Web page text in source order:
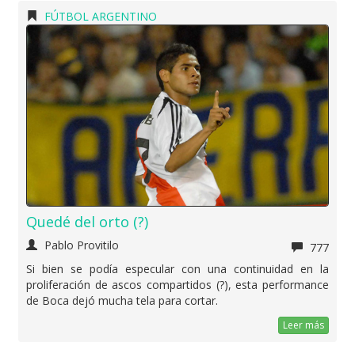
FÚTBOL ARGENTINO
Quedé del orto (?)
Pablo Provitilo
777
Si bien se podía especular con una continuidad en la
proliferación de ascos compartidos (?), esta performance
de Boca dejó mucha tela para cortar.
Leer más